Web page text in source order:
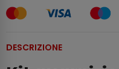
DESCRIZIONE